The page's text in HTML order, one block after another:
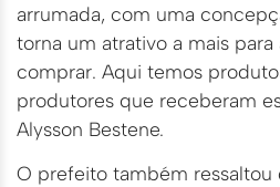
arrumada, com uma
torna um atrativo a mais para
comprar. Aqui temos
produtores que receberam
Alysson Bestene.
O prefeito também ressaltou